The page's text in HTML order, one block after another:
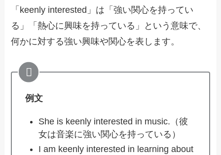
「keenly interested」は「強い関心を持ってい
る」「熱心に興味を持っている」という意味で、
何かに対する強い興味や関心を表します。
例文
She is keenly interested in music.（彼
女は音楽に強い関心を持っている）
I am keenly interested in learning about